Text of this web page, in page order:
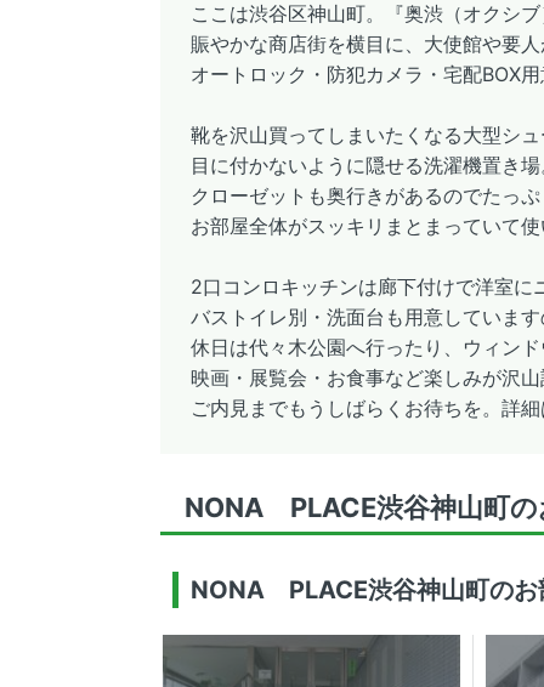
ここは渋谷区神山町。『奥渋（オクシ
賑やかな商店街を横目に、大使館や要
オートロック・防犯カメラ・宅配BOX
靴を沢山買ってしまいたくなる大型シ
目に付かないように隠せる洗濯機置き
クローゼットも奥行きがあるのでたっ
お部屋全体がスッキリまとまっていて
2口コンロキッチンは廊下付けで洋室に
バストイレ別・洗面台も用意していま
休日は代々木公園へ行ったり、ウィン
映画・展覧会・お食事など楽しみが沢
ご内見までもうしばらくお待ちを。詳
NONA PLACE渋谷神山町の
NONA PLACE渋谷神山町のお